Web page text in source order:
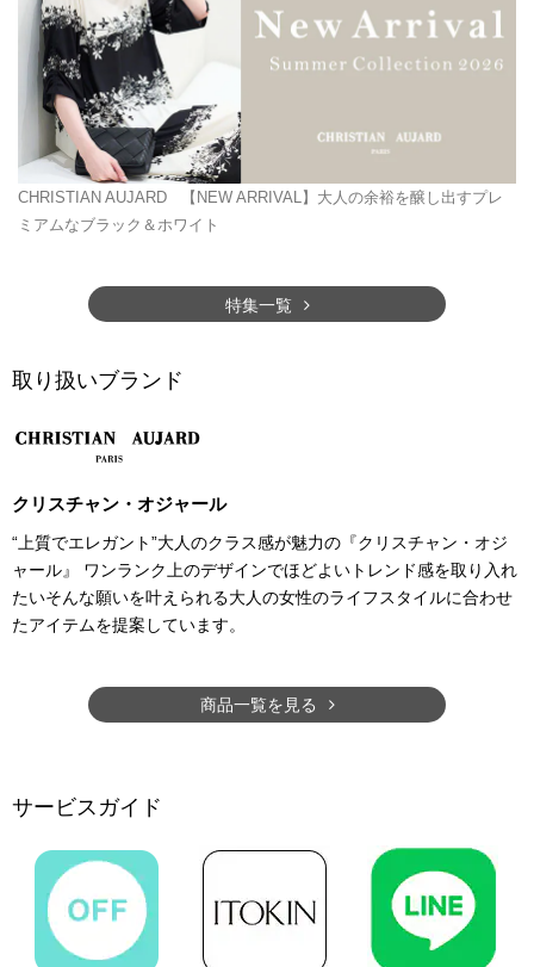
CHRISTIAN AUJARD 【NEW ARRIVAL】大人の余裕を醸し出すプレ
ミアムなブラック＆ホワイト
特集一覧
取り扱いブランド
クリスチャン・オジャール
“上質でエレガント”大人のクラス感が魅力の『クリスチャン・オジ
ャール』 ワンランク上のデザインでほどよいトレンド感を取り入れ
たいそんな願いを叶えられる大人の女性のライフスタイルに合わせ
たアイテムを提案しています。
商品一覧を見る
サービスガイド